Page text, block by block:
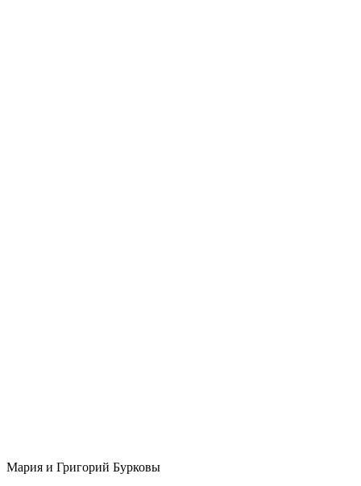
Мария и Григорий Бурковы